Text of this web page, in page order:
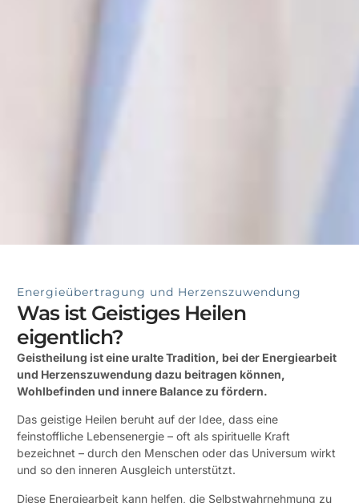
Energieübertragung und Herzenszuwendung
Was ist Geistiges Heilen
eigentlich?
Geistheilung ist eine uralte Tradition, bei der Energiearbeit
und Herzenszuwendung dazu beitragen können,
Wohlbefinden und innere Balance zu fördern.
Das geistige Heilen beruht auf der Idee, dass eine
feinstoffliche Lebensenergie – oft als spirituelle Kraft
bezeichnet – durch den Menschen oder das Universum wirkt
und so den inneren Ausgleich unterstützt.
Diese Energiearbeit kann helfen, die Selbstwahrnehmung zu